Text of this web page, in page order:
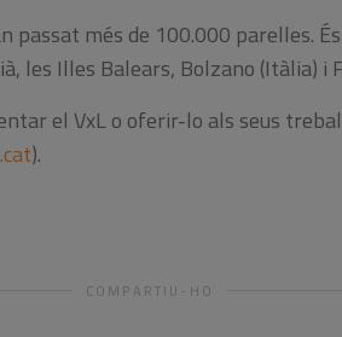
passat més de 100.000 parelles.
les Illes Balears, Bolzano (Itàlia) i
el VxL o oferir-lo als seus
).
COMPARTIU-HO